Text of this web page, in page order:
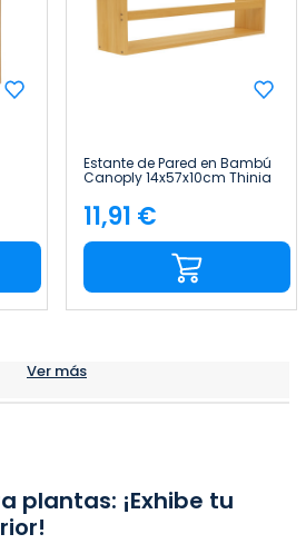
Estante de Pared en Bambú
Canoply 14x57x10cm Thinia
Home
Precio
11,91 €
Ver más
plantas: ¡Exhibe tu